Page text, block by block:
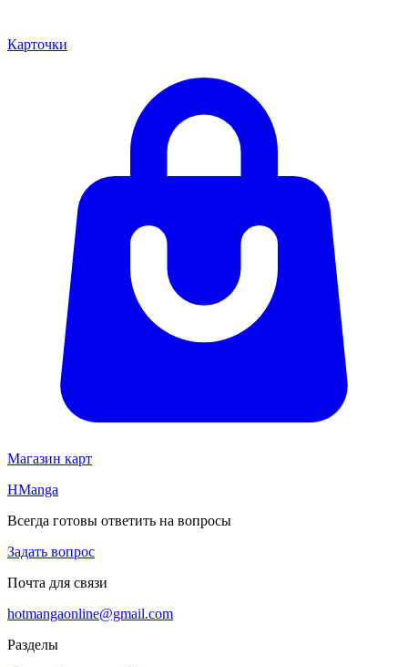
Карточки
Магазин карт
HManga
Всегда готовы ответить на вопросы
Задать вопрос
Почта для связи
hotmangaonline@gmail.com
Разделы